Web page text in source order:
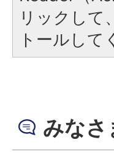
リックして
トールして
みなさ